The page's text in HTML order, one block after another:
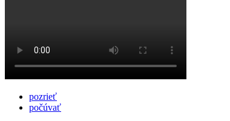
pozrieť
počúvať